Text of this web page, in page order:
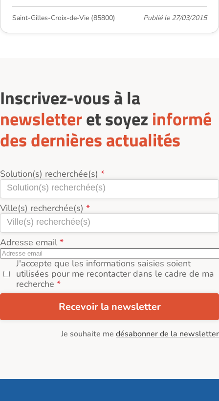
Saint-Gilles-Croix-de-Vie (85800) Publié le 27/03/2015
Inscrivez-vous à la
newsletteret soyez informé
des dernières actualités
Solution(s) recherchée(s)
Ville(s) recherchée(s)
Adresse email
J'accepte que les informations saisies soient
utilisées pour me recontacter dans le cadre de ma
recherche
Recevoir la newsletter
Je souhaite me désabonner de la newsletter